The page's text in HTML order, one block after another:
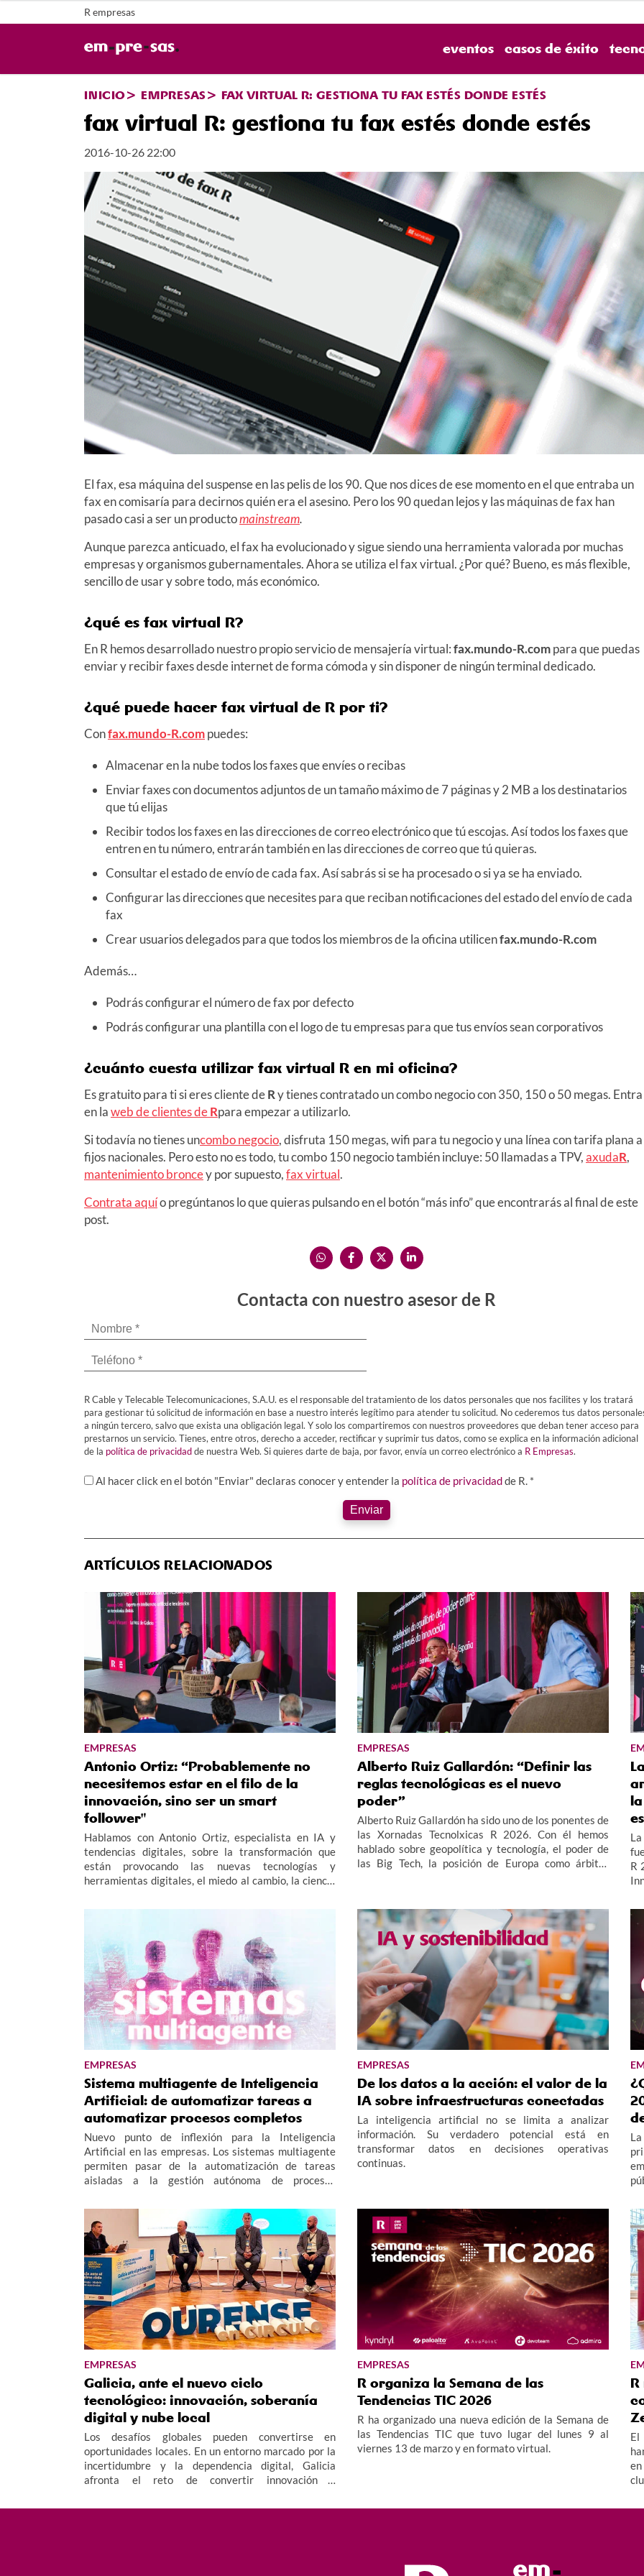
R empresas
eventos casos de éxito
INICIO EMPRESAS FAX VIRTUAL R: GESTIONA TU FAX ESTÉS DONDE ESTÉS
fax virtual R: gestiona tu fax estés donde estés
2016-10-26 22:00
El fax, esa máquina del suspense en las pelis de los 90. Que nos dices de ese momento en el que entraba un
fax en comisaría para decirnos quién era el asesino. Pero los 90 quedan lejos y las máquinas de fax han
pasado casi a ser un productomainstream.
Aunque parezca anticuado, el fax ha evolucionado y sigue siendo una herramienta valorada por muchas
empresas y organismos gubernamentales. Ahora se utiliza el fax virtual. ¿Por qué? Bueno, es más flexible,
sencillo de usar y sobre todo, más económico.
¿qué es fax virtual R?
En R hemos desarrollado nuestro propio servicio de mensajería virtual:fax.mundo-R.compara que puedas
enviar y recibir faxes desde internet de forma cómoda y sin disponer de ningún terminal dedicado.
¿qué puede hacer fax virtual de R por ti?
Confax.mundo-R.compuedes:
Almacenar en la nube todos los faxes que envíes o recibas
Enviar faxes con documentos adjuntos de un tamaño máximo de 7 páginas y 2 MB a los destinatarios
que tú elijas
Recibir todos los faxes en las direcciones de correo electrónico que tú escojas. Así todos los faxes que
entren en tu número, entrarán también en las direcciones de correo que tú quieras.
Consultar el estado de envío de cada fax. Así sabrás si se ha procesado o si ya se ha enviado.
Configurar las direcciones que necesites para que reciban notificaciones del estado del envío de cada
fax
Crear usuarios delegados para que todos los miembros de la oficina utilicenfax.mundo-R.com
Además…
Podrás configurar el número de fax por defecto
Podrás configurar una plantilla con el logo de tu empresas para que tus envíos sean corporativos
¿cuánto cuesta utilizar fax virtual R en mi oficina?
Es gratuito para ti si eres cliente deRy tienes contratado un combo negocio con 350, 150 o 50 megas. Entra
en laweb de clientes deRpara empezar a utilizarlo.
Si todavía no tienes uncombo negocio, disfruta 150 megas, wifi para tu negocio y una línea con tarifa plana a
fijos nacionales. Pero esto no es todo, tu combo 150 negocio también incluye: 50 llamadas a TPV,axudaR,
mantenimiento broncey por supuesto,fax virtual.
Contrata aquío pregúntanos lo que quieras pulsando en el botón “más info” que encontrarás al final de este
post.
Contacta con nuestro asesor de R
R Cable y Telecable Telecomunicaciones, S.A.U. es el responsable del tratamiento de los datos personales que nos facilites y los tratará
para gestionar tú solicitud de información en base a nuestro interés legítimo para atender tu solicitud. No cederemos tus datos
a ningún tercero, salvo que exista una obligación legal. Y solo los compartiremos con nuestros proveedores que deban tener acceso para
prestarnos un servicio. Tienes, entre otros, derecho a acceder, rectificar y suprimir tus datos, como se explica en la información adicional
de la política de privacidadde nuestra Web. Si quieres darte de baja, por favor, envía un correo electrónico a R Empresas.
Al hacer click en el botón "Enviar" declaras conocer y entender la política de privacidadde R. *
Enviar
ARTÍCULOS RELACIONADOS
EMPRESAS
Antonio Ortiz: “Probablemente no
necesitemos estar en el filo de la
innovación, sino ser un smart
follower"
Hablamos con Antonio Ortiz, especialista en IA y
tendencias digitales, sobre la transformación que
están provocando las nuevas tecnologías y
herramientas digitales, el miedo al cambio, la ciencia
empresas. Antonio Ortiz ha participado en las
EMPRESAS
Alberto Ruiz Gallardón: “Definir las
reglas tecnológicas es el nuevo
poder”
Alberto Ruiz Gallardón ha sido uno de los ponentes de
las Xornadas Tecnolxicas R 2026. Con él hemos
hablado sobre geopolítica y tecnología, el poder de
las Big Tech, la posición de Europa como árbitro
R
EMPRESAS
Sistema multiagente de Inteligencia
Artificial: de automatizar tareas a
automatizar procesos completos
Nuevo punto de inflexión para la Inteligencia
Artificial en las empresas. Los sistemas multiagente
permiten pasar de la automatización de tareas
aisladas a la gestión autónoma de procesos
que opera las 24 horas para mejorar la eficiencia y la
productividad empresarial.
EMPRESAS
De los datos a la acción: el valor de la
IA sobre infraestructuras conectadas
La inteligencia artificial no se limita a analizar
información. Su verdadero potencial está en
transformar datos en decisiones operativas
continuas.
EMPRESAS
Galicia, ante el nuevo ciclo
tecnológico: innovación, soberanía
digital y nube local
Los desafíos globales pueden convertirse en
oportunidades locales. En un entorno marcado por la
incertidumbre y la dependencia digital, Galicia
afronta el reto de convertir innovación e
garantizando la soberanía de los datos y facilitando
EMPRESAS
R organiza la Semana de las
Tendencias TIC 2026
R ha organizado una nueva edición de la Semana de
las Tendencias TIC que tuvo lugar del lunes 9 al
viernes 13 de marzo y en formato virtual.
El